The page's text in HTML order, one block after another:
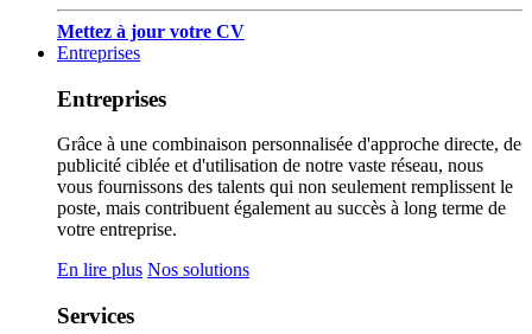
Mettez à jour votre CV
Entreprises
Entreprises
Grâce à une combinaison personnalisée d'approche directe, de
publicité ciblée et d'utilisation de notre vaste réseau, nous
vous fournissons des talents qui non seulement remplissent le
poste, mais contribuent également au succès à long terme de
votre entreprise.
En lire plus Nos solutions
Services